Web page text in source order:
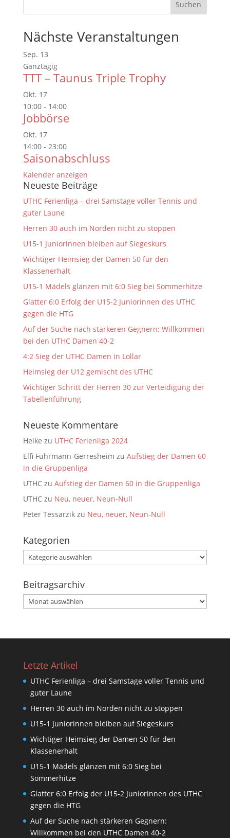
Nächste Veranstaltungen
Sep. 13
Ganztägig
TTT – Taunus Triple Trophy
Okt. 17
10:00- 14:00
Jobbörse
Okt. 17
14:00- 23:00
Saisonabschluss
Kalender anzeigen
Neueste Beiträge
UTHC Ferienliga – drei Samstage voller Tennis und
guter Laune
Herren 30 auch im Norden nicht zu stoppen
U15-1 Juniorinnen bleiben auf Siegeskurs
Wichtiger Heimsieg der Damen 50 für den
Klassenerhalt
U15-1 Mädels glänzen mit 6:0 Sieg bei Sommerhitze
Glatter 6:0 Erfolg der U15-2 Juniorinnen des UTHC
gegen die HTG
Auf der Suche nach stärkeren Gegnern: Willkommen
bei den UTHC Damen 40-2
4:2 Sieg der UTHC Damen in Lollar
Heimsieg der U12 gemischt des UTHC
Wichtiger Schritt der Herren 30 zur Verteidigung der
Tabellenführung
Neueste Kommentare
Heike zu UTHC Ferienliga 2024
Elfi Fuhrmann-Gerresheim zu Aufstieg der Damen 60
in die Gruppenliga
UTHCzu Aufstieg der Damen 60 in die Gruppenliga
UTHCzu Neu, neuer, Neun-Null
Peter Tessarzikzu Neu, neuer, Neun-Null
Kategorien
Kategorien
Beitragsarchiv
Beitragsarchiv
Letzte Artikel
UTHC Ferienliga – drei Samstage voller Tennis und
guter Laune
Herren 30 auch im Norden nicht zu stoppen
U15-1 Juniorinnen bleiben auf Siegeskurs
Wichtiger Heimsieg der Damen 50 für den
Klassenerhalt
U15-1 Mädels glänzen mit 6:0 Sieg bei
Sommerhitze
Glatter 6:0 Erfolg der U15-2 Juniorinnen des UTHC
gegen die HTG
Auf der Suche nach stärkeren Gegnern:
Willkommen bei den UTHC Damen 40-2